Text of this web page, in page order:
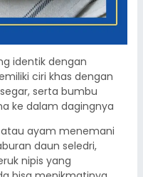
identik dengan
ciri khas dengan
serta bumbu
ke dalam dagingnya
ayam menemani
daun seledri,
nipis yang